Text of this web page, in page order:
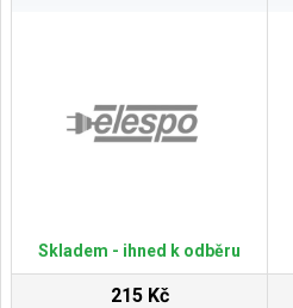
Skladem - ihned k odběru
215 Kč